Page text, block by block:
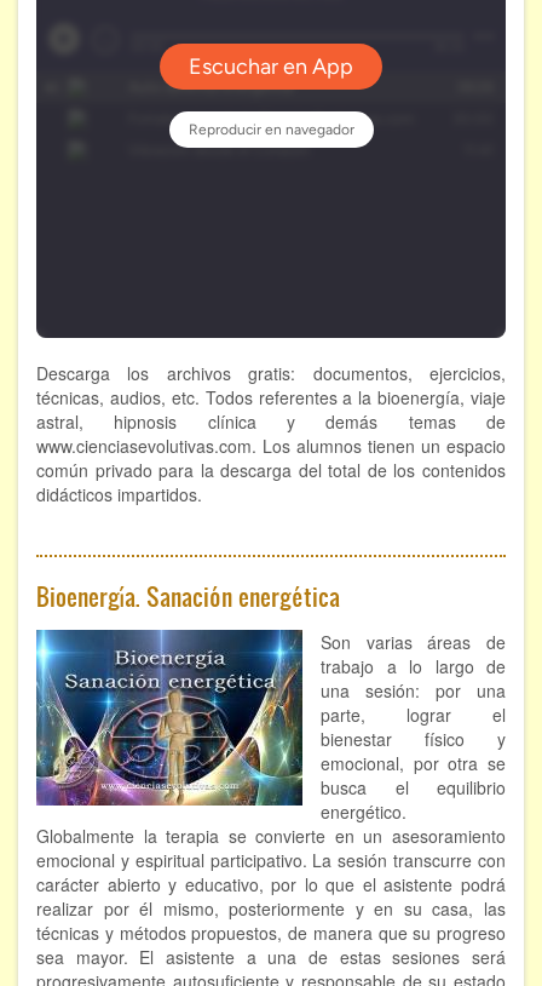
Descarga los archivos gratis: documentos, ejercicios,
técnicas, audios, etc. Todos referentes a la bioenergía, viaje
astral, hipnosis clínica y demás temas de
www.cienciasevolutivas.com. Los alumnos tienen un espacio
común privado para la descarga del total de los contenidos
didácticos impartidos.
Bioenergía. Sanación energética
Son varias áreas de
trabajo a lo largo de
una sesión: por una
parte, lograr el
bienestar físico y
emocional, por otra se
busca el equilibrio
energético.
Globalmente la terapia se convierte en un asesoramiento
emocional y espiritual participativo. La sesión transcurre con
carácter abierto y educativo, por lo que el asistente podrá
realizar por él mismo, posteriormente y en su casa, las
técnicas y métodos propuestos, de manera que su progreso
sea mayor. El asistente a una de estas sesiones será